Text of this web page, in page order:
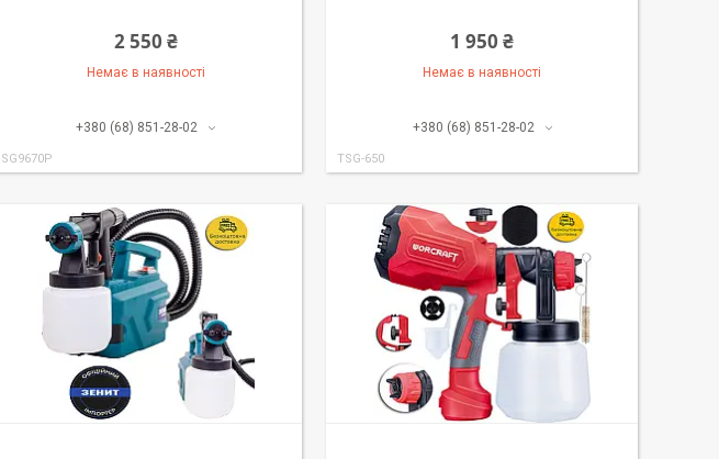
2 550 ₴
Немає в наявності
+380 (68) 851-28-02
SG9670P
1 950 ₴
Немає в наявності
+380 (68) 851-28-02
TSG-650